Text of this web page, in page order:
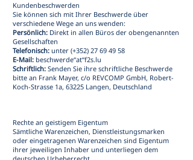
Kundenbeschwerden
Sie können sich mit Ihrer Beschwerde über
verschiedene Wege an uns wenden:
Persönlich: Direkt in allen Büros der obengenannten
Gesellschaften
Telefonisch: unter (+352) 27 69 49 58
E-Mail: beschwerde“at“f2s.lu
Schriftlich: Senden Sie ihre schriftliche Beschwerde
bitte an Frank Mayer, c/o REVCOMP GmbH, Robert-
Koch-Strasse 1a, 63225 Langen, Deutschland
Rechte an geistigem Eigentum
Sämtliche Warenzeichen, Dienstleistungsmarken
oder eingetragenen Warenzeichen sind Eigentum
ihrer jeweiligen Inhaber und unterliegen dem